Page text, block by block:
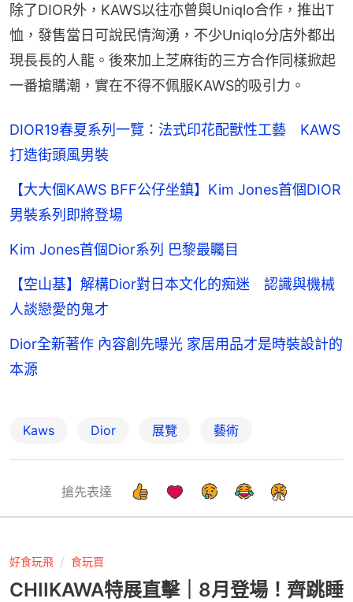
除了DIOR外，KAWS以往亦曾與Uniqlo合作，推出T
恤，發售當日可說民情洶湧，不少Uniqlo分店外都出
現長長的人龍。後來加上芝麻街的三方合作同樣掀起
一番搶購潮，實在不得不佩服KAWS的吸引力。
DIOR19春夏系列一覽：法式印花配獸性工藝 KAWS
打造街頭風男裝
【大大個KAWS BFF公仔坐鎮】Kim Jones首個DIOR
男裝系列即將登場
Kim Jones首個Dior系列 巴黎最矚目
【空山基】解構Dior對日本文化的痴迷 認識與機械
人談戀愛的鬼才
Dior全新著作 內容創先曝光 家居用品才是時裝設計的
本源
Kaws Dior 展覽 藝術
搶先表達
好食玩飛 食玩買
CHIIKAWA特展直擊｜8月登場！齊跳睡